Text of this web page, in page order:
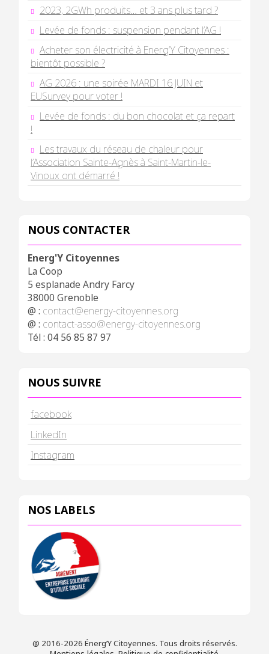
2023, 2GWh produits… et 3 ans plus tard ?
Levée de fonds : suspension pendant l’AG !
Acheter son électricité à Energ’Y Citoyennes :
bientôt possible ?
AG 2026 : une soirée MARDI 16 JUIN et
EUSurvey pour voter !
Levée de fonds : du bon chocolat et ça repart
!
Les travaux du réseau de chaleur pour
l’Association Sainte-Agnès à Saint-Martin-le-
Vinoux ont démarré !
NOUS CONTACTER
Energ'Y Citoyennes
La Coop
5 esplanade Andry Farcy
38000 Grenoble
@ : contact@energy-citoyennes.org
@ : contact-asso@energy-citoyennes.org
Tél : 04 56 85 87 97
NOUS SUIVRE
facebook
LinkedIn
Instagram
NOS LABELS
@ 2016-2026 Énerg’Y Citoyennes. Tous droits réservés.